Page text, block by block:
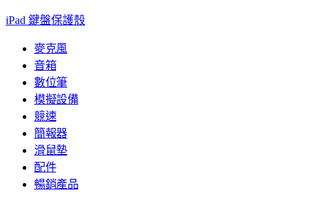
iPad 鍵盤保護殼
麥克風
音箱
數位筆
模擬設備
競速
簡報器
滑鼠墊
配件
暢銷產品